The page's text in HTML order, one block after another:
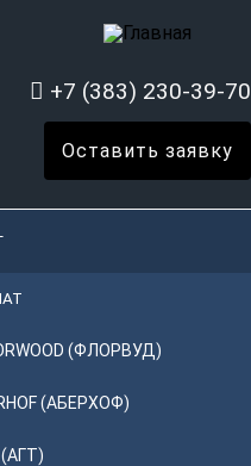
+7 (383) 230-39-70
Оставить заявку
(ФЛОРВУД)
(АБЕРХОФ)